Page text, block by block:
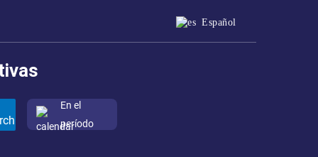
Español
En el
período